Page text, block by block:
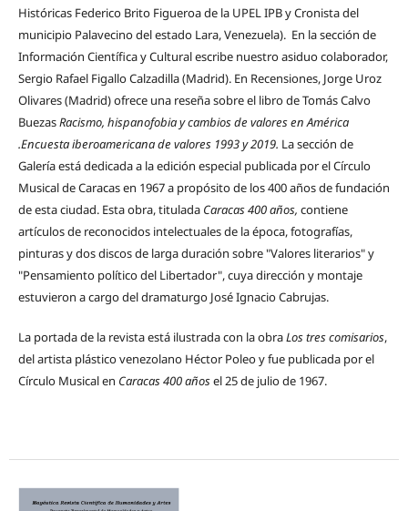
Históricas Federico Brito Figueroa de la UPEL IPB y Cronista del
municipio Palavecino del estado Lara, Venezuela). En la sección de
Información Científica y Cultural escribe nuestro asiduo colaborador,
Sergio Rafael Figallo Calzadilla (Madrid). En Recensiones, Jorge Uroz
Olivares (Madrid) ofrece una reseña sobre el libro de Tomás Calvo
BuezasRacismo, hispanofobia y cambios de valores en América
.Encuesta iberoamericana de valores 1993 y 2019. La sección de
Galería está dedicada a la edición especial publicada por el Círculo
Musical de Caracas en 1967 a propósito de los 400 años de fundación
de esta ciudad. Esta obra, titulada Caracas 400 años, contiene
artículos de reconocidos intelectuales de la época, fotografías,
pinturas y dos discos de larga duración sobre "Valores literarios" y
"Pensamiento político del Libertador", cuya dirección y montaje
estuvieron a cargo del dramaturgo José Ignacio Cabrujas.
La portada de la revista está ilustrada con la obraLos tres comisarios,
del artista plástico venezolano Héctor Poleo y fue publicada por el
Círculo Musical en Caracas 400 añosel 25 de julio de 1967.